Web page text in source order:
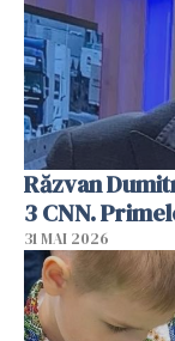
Răzvan
3 CNN.
31 MAI 2026